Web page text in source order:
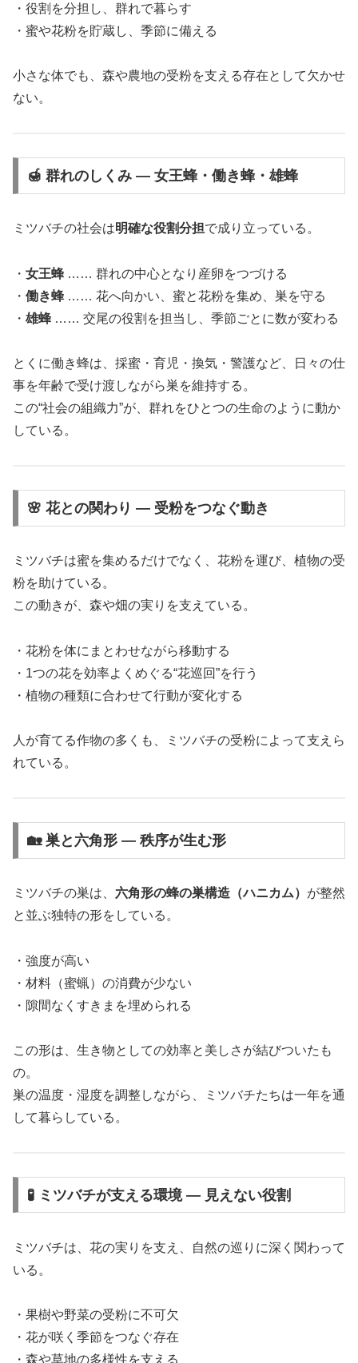
・役割を分担し、群れで暮らす
・蜜や花粉を貯蔵し、季節に備える
小さな体でも、森や農地の受粉を支える存在として欠かせ
ない。
🍯 群れのしくみ ― 女王蜂・働き蜂・雄蜂
ミツバチの社会は明確な役割分担で成り立っている。
・ 女王蜂 …… 群れの中心となり産卵をつづける
・ 働き蜂 …… 花へ向かい、蜜と花粉を集め、巣を守る
・ 雄蜂 …… 交尾の役割を担当し、季節ごとに数が変わる
とくに働き蜂は、採蜜・育児・換気・警護など、日々の仕
事を年齢で受け渡しながら巣を維持する。
この“社会の組織力”が、群れをひとつの生命のように動か
している。
🌸 花との関わり ― 受粉をつなぐ動き
ミツバチは蜜を集めるだけでなく、花粉を運び、植物の受
粉を助けている。
この動きが、森や畑の実りを支えている。
・花粉を体にまとわせながら移動する
・1つの花を効率よくめぐる“花巡回”を行う
・植物の種類に合わせて行動が変化する
人が育てる作物の多くも、ミツバチの受粉によって支えら
れている。
🏡 巣と六角形 ― 秩序が生む形
ミツバチの巣は、 六角形の蜂の巣構造（ハニカム） が整然
と並ぶ独特の形をしている。
・強度が高い
・材料（蜜蝋）の消費が少ない
・隙間なくすきまを埋められる
この形は、生き物としての効率と美しさが結びついたも
の。
巣の温度・湿度を調整しながら、ミツバチたちは一年を通
して暮らしている。
🧪 ミツバチが支える環境 ― 見えない役割
ミツバチは、花の実りを支え、自然の巡りに深く関わって
いる。
・果樹や野菜の受粉に不可欠
・花が咲く季節をつなぐ存在
・森や草地の多様性を支える